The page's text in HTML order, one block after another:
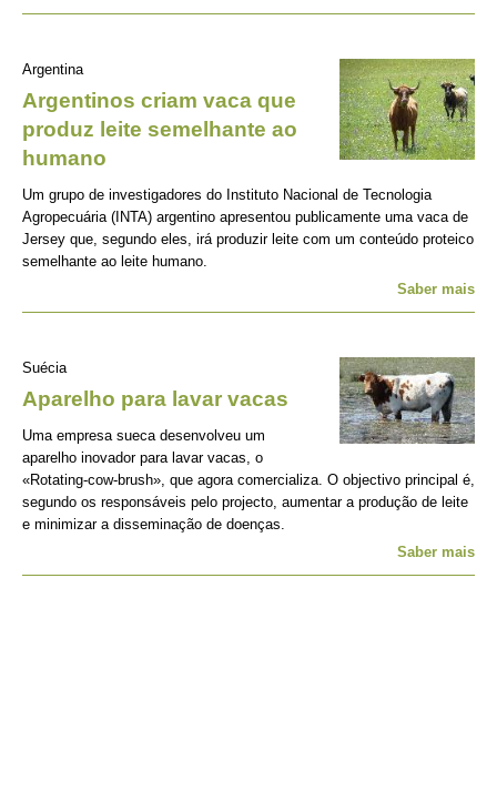
Argentina
Argentinos criam vaca que
produz leite semelhante ao
humano
Um grupo de investigadores do Instituto Nacional de Tecnologia
Agropecuária (INTA) argentino apresentou publicamente uma vaca de
Jersey que, segundo eles, irá produzir leite com um conteúdo proteico
semelhante ao leite humano.
Saber mais
Suécia
Aparelho para lavar vacas
Uma empresa sueca desenvolveu um
aparelho inovador para lavar vacas, o
«Rotating-cow-brush», que agora comercializa. O objectivo principal é,
segundo os responsáveis pelo projecto, aumentar a produção de leite
e minimizar a disseminação de doenças.
Saber mais